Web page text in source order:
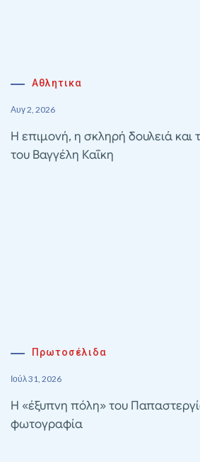
Αθλητικα
Αυγ 2, 2026
Η επιμονή, η σκληρή δουλειά και
του Βαγγέλη Καΐκη
Πρωτοσέλιδα
Ιούλ 31, 2026
Η «έξυπνη πόλη» του
φωτογραφία